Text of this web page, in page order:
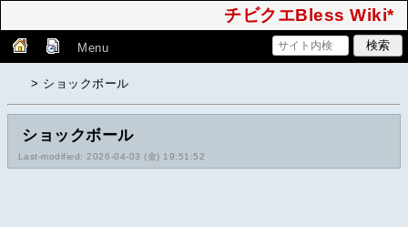
チビクエBless Wiki*
Menu
> ショックボール
ショックボール
Last-modified: 2026-04-03 (金) 19:51:52